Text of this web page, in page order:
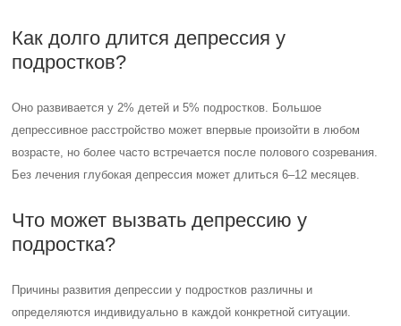
Как долго длится депрессия у
подростков?
Оно развивается у 2% детей и 5% подростков. Большое
депрессивное расстройство может впервые произойти в любом
возрасте, но более часто встречается после полового созревания.
Без лечения глубокая депрессия может длиться 6–12 месяцев.
Что может вызвать депрессию у
подростка?
Причины развития депрессии у подростков различны и
определяются индивидуально в каждой конкретной ситуации.